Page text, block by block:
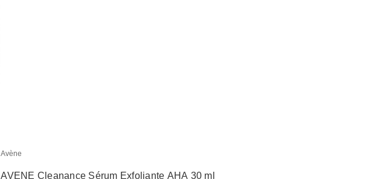
Avène
AVENE Cleanance Sérum Exfoliante AHA 30 ml